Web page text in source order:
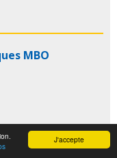
J'accepte
MBO